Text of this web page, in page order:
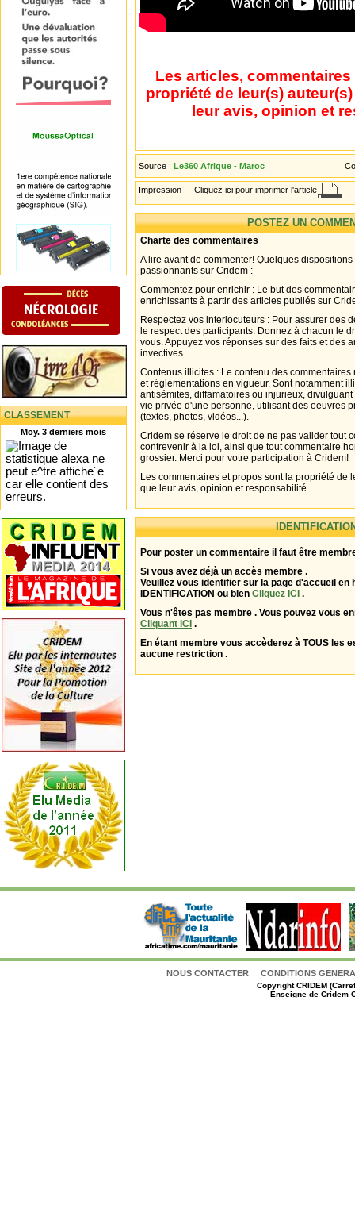
CLASSEMENT
Moy. 3 derniers mois
Les articles,
propriété de leur(s)
leur avis, opinion et
Source : Le360 Afrique - Maroc
Impression : Cliquez ici pour imprimer l'article
POSTEZ UN
Charte des commentaires
A lire avant de commenter! Quelques
passionnants sur Cridem :
Commentez pour enrichir : Le but des
enrichissants à partir des articles publiés sur
Respectez vos interlocuteurs : Pour assurer des
le respect des participants. Donnez à chacun le
vous. Appuyez vos réponses sur des faits et des
invectives.
Contenus illicites : Le contenu des
et réglementations en vigueur. Sont notamment
antisémites, diffamatoires ou injurieux,
vie privée d'une personne, utilisant des oeuvres
(textes, photos, vidéos...).
Cridem se réserve le droit de ne pas valider tout
contrevenir à la loi, ainsi que tout commentaire
grossier. Merci pour votre participation à Cridem!
Les commentaires et propos sont la propriété de
que leur avis, opinion et responsabilité.
Pour poster un commentaire il faut être
Si vous avez déjà un accès membre .
Veuillez vous identifier sur la page d'accueil en
IDENTIFICATION ou bien Cliquez ICI .
Vous n'êtes pas membre . Vous pouvez vous
Cliquant ICI .
En étant membre vous accèderez à TOUS les
aucune restriction .
NOUS CONTACTER CONDITIONS
CopyrightCRIDEM
Enseigne de Cridem